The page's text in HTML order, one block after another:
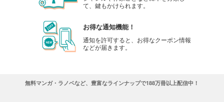
て、鍵もかけられます。
お得な通知機能！
通知を許可すると、お得なクーポン情報
などが届きます。
無料マンガ・ラノベなど、豊富なラインナップで188万冊以上配信中！